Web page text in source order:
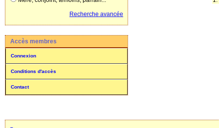
Recherche avancée
Accès membres
Connexion
Conditions d'accès
Contact